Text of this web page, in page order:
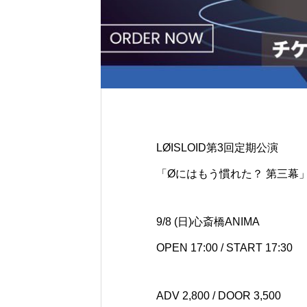
LØISLOID第3回定期公演
「Øにはもう慣れた？ 第三幕
9/8 (日)心斎橋ANIMA
OPEN 17:00 / START 17:30
ADV 2,800 / DOOR 3,500